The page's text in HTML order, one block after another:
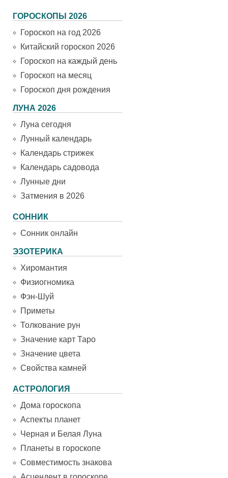
ГОРОСКОПЫ 2026
Гороскоп на год 2026
Китайский гороскоп 2026
Гороскоп на каждый день
Гороскоп на месяц
Гороскоп дня рождения
ЛУНА 2026
Луна сегодня
Лунный календарь
Календарь стрижек
Календарь садовода
Лунные дни
Затмения в 2026
СОННИК
Сонник онлайн
ЭЗОТЕРИКА
Хиромантия
Физиогномика
Фэн-Шуй
Приметы
Толкование рун
Значение карт Таро
Значение цвета
Свойства камней
АСТРОЛОГИЯ
Дома гороскопа
Аспекты планет
Черная и Белая Луна
Планеты в гороскопе
Совместимость знакова